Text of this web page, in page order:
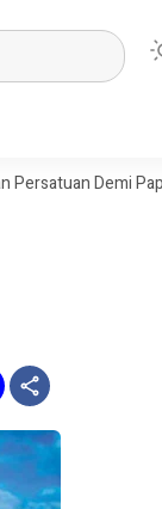
Demi Papua yang